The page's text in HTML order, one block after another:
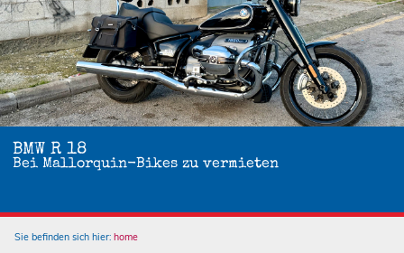
BMW R 18
Bei Mallorquin-Bikes zu vermieten
Sie befinden sich hier: home